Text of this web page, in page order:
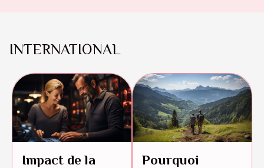
INTERNATIONAL
Impact de la
Pourquoi